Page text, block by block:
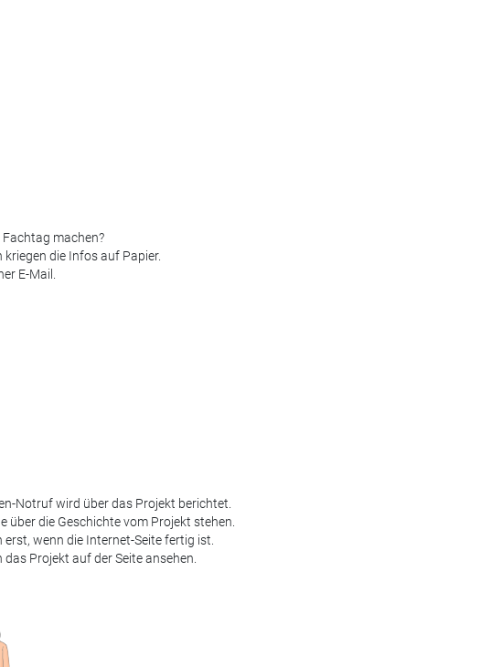
machen?
die Infos auf Papier.
E-Mail.
Notruf wird über das Projekt berichtet.
über die Geschichte vom Projekt stehen.
wenn die Internet-Seite fertig ist.
Projekt auf der Seite ansehen.